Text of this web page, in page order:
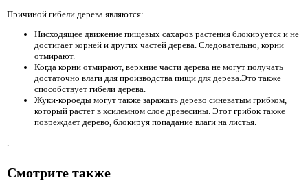
Причиной гибели дерева являются:
Нисходящее движение пищевых сахаров растения блокируется и не
достигает корней и других частей дерева. Следовательно, корни
отмирают.
Когда корни отмирают, верхние части дерева не могут получать
достаточно влаги для производства пищи для дерева.Это также
способствует гибели дерева.
Жуки-короеды могут также заражать дерево синеватым грибком,
который растет в ксилемном слое древесины. Этот грибок также
повреждает дерево, блокируя попадание влаги на листья.
Смотрите также